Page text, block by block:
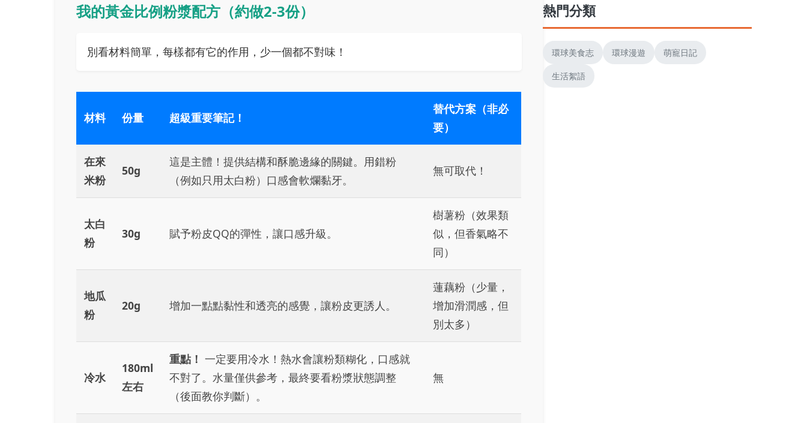
我的黃金比例粉漿配方（約做2-3份）
別看材料簡單，每樣都有它的作用，少一個都不對味！
材料 份量 超級重要筆記！
替代方案（非必
要）
在來
米粉
50g
這是主體！提供結構和酥脆邊緣的關鍵。用錯粉
（例如只用太白粉）口感會軟爛黏牙。
無可取代！
太白
粉
30g 賦予粉皮QQ的彈性，讓口感升級。
樹薯粉（效果類
似，但香氣略不
同）
地瓜
粉
20g 增加一點點黏性和透亮的感覺，讓粉皮更誘人。
蓮藕粉（少量，
增加滑潤感，但
別太多）
冷水
180ml
左右
重點！ 一定要用冷水！熱水會讓粉類糊化，口感就
不對了。水量僅供參考，最終要看粉漿狀態調整
（後面教你判斷）。
無
熱門分類
環球美食志 環球漫遊 萌寵日記
生活絮語